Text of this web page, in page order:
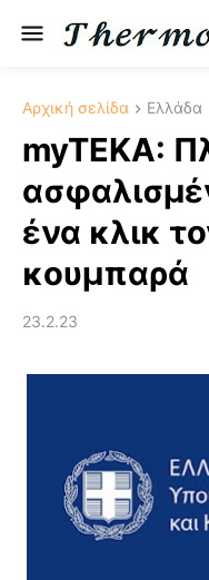
Αρχική σελίδα Ελλάδα
myTEKA:
ένα κλικ
κουμπαρά
23.2.23